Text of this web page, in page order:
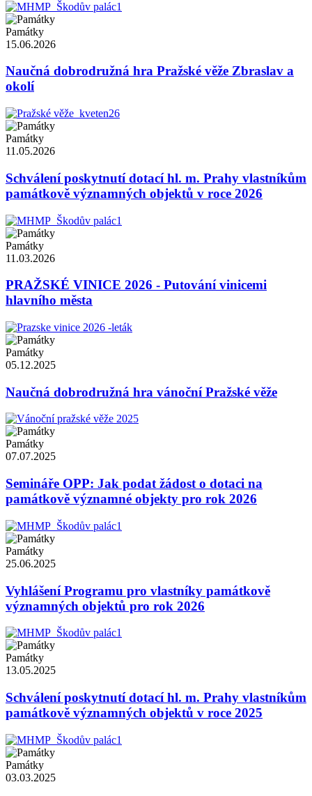
Památky
15.06.2026
Naučná dobrodružná hra Pražské věže Zbraslav a
okolí
Památky
11.05.2026
Schválení poskytnutí dotací hl. m. Prahy vlastníkům
památkově významných objektů v roce 2026
Památky
11.03.2026
PRAŽSKÉ VINICE 2026 - Putování vinicemi
hlavního města
Památky
05.12.2025
Naučná dobrodružná hra vánoční Pražské věže
Památky
07.07.2025
Semináře OPP: Jak podat žádost o dotaci na
památkově významné objekty pro rok 2026
Památky
25.06.2025
Vyhlášení Programu pro vlastníky památkově
významných objektů pro rok 2026
Památky
13.05.2025
Schválení poskytnutí dotací hl. m. Prahy vlastníkům
památkově významných objektů v roce 2025
Památky
03.03.2025